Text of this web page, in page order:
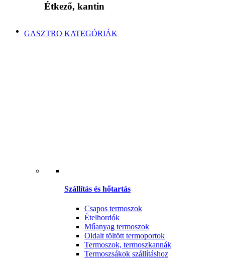
Étkező, kantin
GASZTRO KATEGÓRIÁK
Szállítás és hőtartás
Csapos termoszok
Ételhordók
Műanyag termoszok
Oldalt töltött termoportok
Termoszok, termoszkannák
Termoszsákok szállításhoz